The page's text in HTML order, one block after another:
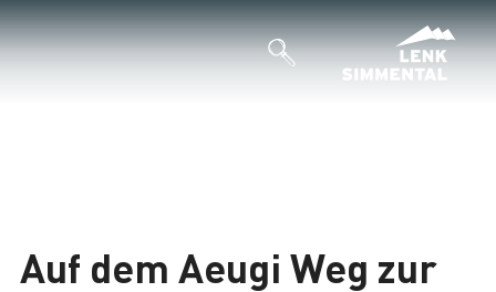
Auf dem Aeugi Weg zur